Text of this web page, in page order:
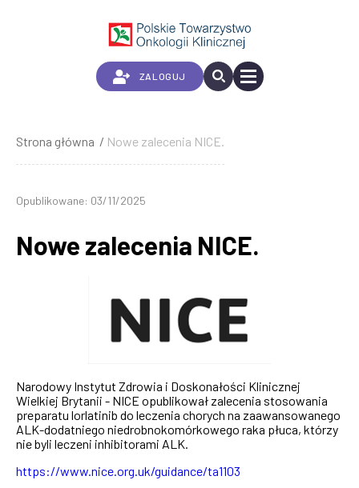
ZALOGUJ
Ścieżka
nawigacyjna
Strona główna Nowe zalecenia NICE.
Opublikowane: 03/11/2025
Nowe zalecenia NICE.
Narodowy Instytut Zdrowia i Doskonałości Klinicznej
Wielkiej Brytanii - NICE opublikował zalecenia stosowania
preparatu lorlatinib do leczenia chorych na zaawansowanego
ALK-dodatniego niedrobnokomórkowego raka płuca, którzy
nie byli leczeni inhibitorami ALK.
https://www.nice.org.uk/guidance/ta1103